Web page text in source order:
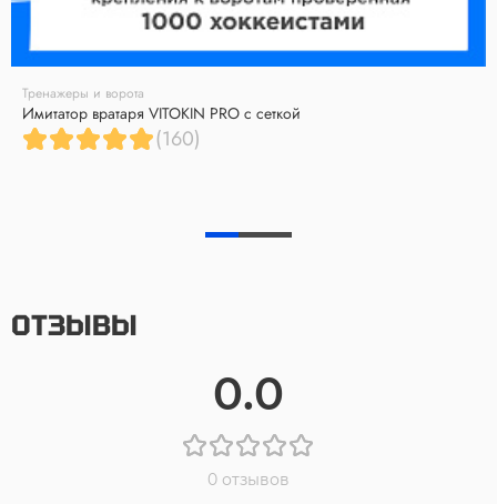
Тренажеры и ворота
Имитатор вратаря VITOKIN PRO с сеткой
(160)
ОТЗЫВЫ
0.0
0 отзывов